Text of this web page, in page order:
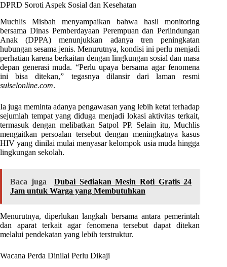
DPRD Soroti Aspek Sosial dan Kesehatan
Muchlis Misbah menyampaikan bahwa hasil monitoring
bersama Dinas Pemberdayaan Perempuan dan Perlindungan
Anak (DPPA) menunjukkan adanya tren peningkatan
hubungan sesama jenis. Menurutnya, kondisi ini perlu menjadi
perhatian karena berkaitan dengan lingkungan sosial dan masa
depan generasi muda. “Perlu upaya bersama agar fenomena
ini bisa ditekan,” tegasnya dilansir dari laman resmi
sulselonline.com.
Ia juga meminta adanya pengawasan yang lebih ketat terhadap
sejumlah tempat yang diduga menjadi lokasi aktivitas terkait,
termasuk dengan melibatkan Satpol PP. Selain itu, Muchlis
mengaitkan persoalan tersebut dengan meningkatnya kasus
HIV yang dinilai mulai menyasar kelompok usia muda hingga
lingkungan sekolah.
Baca juga
Dubai Sediakan Mesin Roti Gratis 24
Jam untuk Warga yang Membutuhkan
Menurutnya, diperlukan langkah bersama antara pemerintah
dan aparat terkait agar fenomena tersebut dapat ditekan
melalui pendekatan yang lebih terstruktur.
Wacana Perda Dinilai Perlu Dikaji